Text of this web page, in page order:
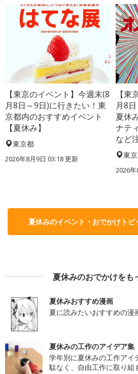
【東京のイベント】今週末(8
月8日～9日)に行きたい！東
京都内のおすすめイベント
【夏休み】
東京都
2026年8月9日 03:18更新
【
月8
夏休
ナテ
など
東
2026
夏休みのイベント・おでかけトピ
夏休みのおでかけをも
夏休みおすすめ漫画
夏に読みたいおすすめの漫
夏休みの工作のアイデア集
学年別に夏休みの工作アイ
駄なく、自由工作に取り組